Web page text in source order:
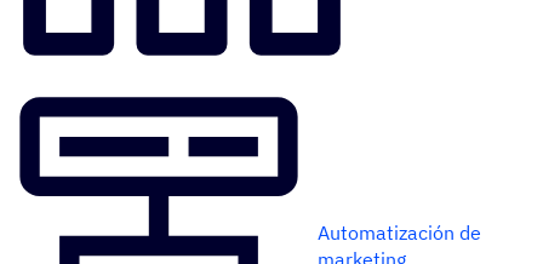
Automatización de